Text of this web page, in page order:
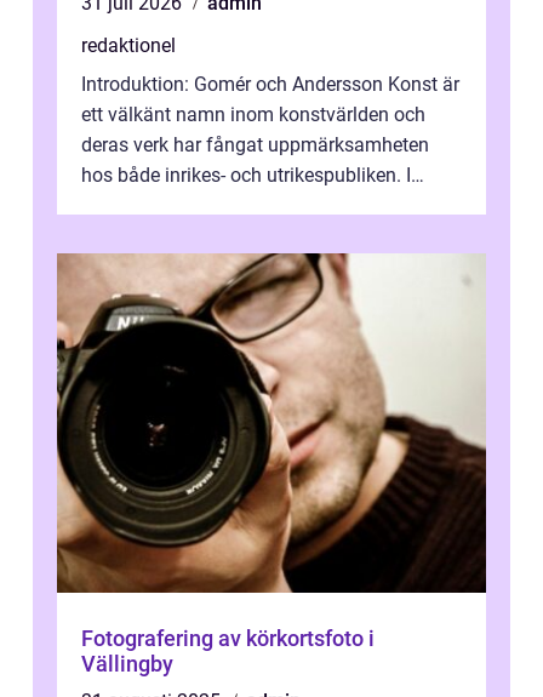
redaktionel
Introduktion: Gomér och Andersson Konst är
ett välkänt namn inom konstvärlden och
deras verk har fångat uppmärksamheten
hos både inrikes- och utrikespubliken. I
Fotografering av körkortsfoto i
Vällingby